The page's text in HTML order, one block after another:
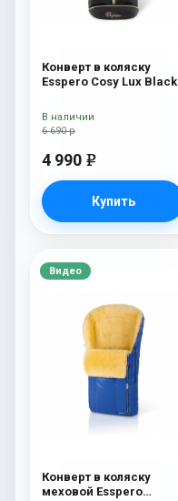
Конверт в коляску
Esspero Cosy Lux Black
6 690 р
4 990 e
Купить
В наличии
Видео
Конверт в коляску
меховой Esspero